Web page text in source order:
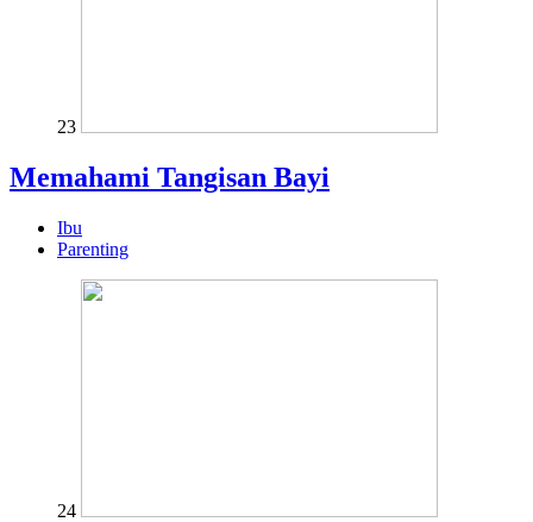
23
Memahami Tangisan Bayi
Ibu
Parenting
24